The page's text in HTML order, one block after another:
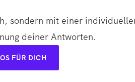
sondern mit einer
deiner Antworten.
FÜR DICH